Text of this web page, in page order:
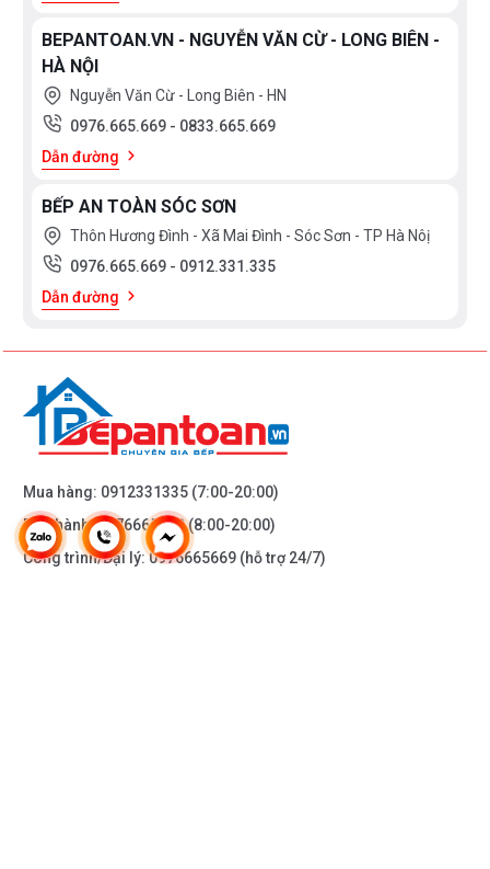
BEPANTOAN.VN - NGUYỄN VĂN CỪ - LONG BIÊN -
HÀ NỘI
Nguyễn Văn Cừ - Long Biên - HN
0976.665.669 - 0833.665.669
Dẫn đường
BẾP AN TOÀN SÓC SƠN
Thôn Hương Đình - Xã Mai Đình - Sóc Sơn - TP Hà Nôị
0976.665.669 - 0912.331.335
Dẫn đường
Mua hàng: 0912331335 (7:00-20:00)
Bảo hành:0976665669(8:00-20:00)
Công trình/Đại lý:0976665669 (hỗ trợ 24/7)